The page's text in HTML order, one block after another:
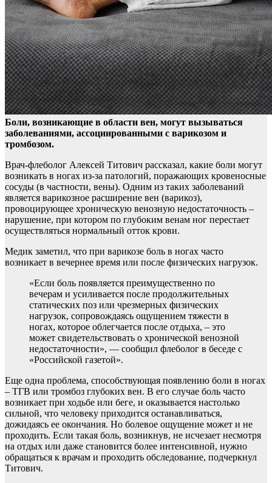
Боли, возникающие в области вен, могут вызываться
заболеваниями, ассоциированными с варикозом и
тромбозом.
Врач-флеболог Алексей Титович рассказал, какие боли могут
возникать в ногах из-за патологий, поражающих кровеносные
сосуды (в частности, вены). Одним из таких заболеваний
является варикозное расширение вен (варикоз),
провоцирующее хроническую венозную недостаточность –
нарушение, при котором по глубоким венам ног перестает
осуществляться нормальный отток крови.
Медик заметил, что при варикозе боль в ногах часто
возникает в вечернее время или после физических нагрузок.
«Если боль появляется преимущественно по
вечерам и усиливается после продолжительных
статических поз или чрезмерных физических
нагрузок, сопровождаясь ощущением тяжести в
ногах, которое облегчается после отдыха, – это
может свидетельствовать о хронической венозной
недостаточности», — сообщил флеболог в беседе с
«Российской газетой».
Еще одна проблема, способствующая появлению боли в ногах
– ТГВ или тромбоз глубоких вен. В его случае боль часто
возникает при ходьбе или беге, и оказывается настолько
сильной, что человеку приходится останавливаться,
дожидаясь ее окончания. Но болевое ощущение может и не
проходить. Если такая боль, возникнув, не исчезает несмотря
на отдых или даже становится более интенсивной, нужно
обращаться к врачам и проходить обследование, подчеркнул
Титович.